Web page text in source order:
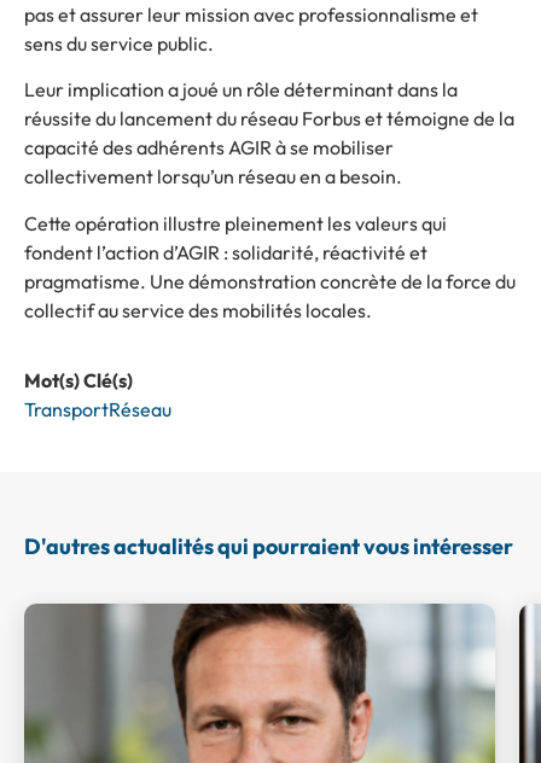
pas et assurer leur mission avec professionnalisme et
sens du service public.
Leur implication a joué un rôle déterminant dans la
réussite du lancement du réseau Forbus et témoigne de la
capacité des adhérents AGIR à se mobiliser
collectivement lorsqu’un réseau en a besoin.
Cette opération illustre pleinement les valeurs qui
fondent l’action d’AGIR : solidarité, réactivité et
pragmatisme. Une démonstration concrète de la force du
collectif au service des mobilités locales.
Mot(s) Clé(s)
TransportRéseau
D'autres actualités qui pourraient vous intéresser